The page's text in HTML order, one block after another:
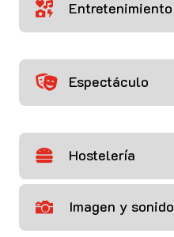
 Entretenimiento
 Espectáculo
 Hostelería
 Imagen y sonido